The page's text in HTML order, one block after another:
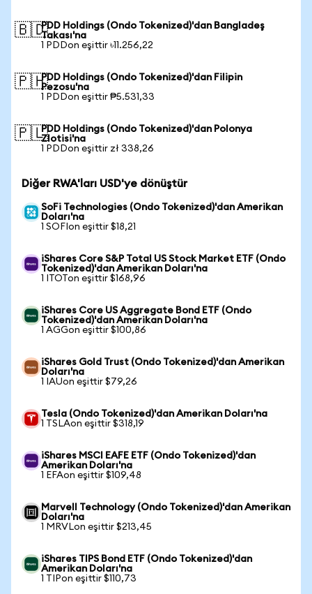
🇧🇩PDD Holdings (Ondo Tokenized)'dan Bangladeş
Takası'na
1 PDDon eşittir ৳11.256,22
🇵🇭PDD Holdings (Ondo Tokenized)'dan Filipin
Pezosu'na
1 PDDon eşittir ₱5.531,33
🇵🇱PDD Holdings (Ondo Tokenized)'dan Polonya
Zlotisi'na
1 PDDon eşittir zł 338,26
Diğer RWA'ları USD'ye dönüştür
SoFi Technologies (Ondo Tokenized)'dan Amerikan
Doları'na
1 SOFIon eşittir $18,21
iShares Core S&P Total US Stock Market ETF (Ondo
Tokenized)'dan Amerikan Doları'na
1 ITOTon eşittir $168,96
iShares Core US Aggregate Bond ETF (Ondo
Tokenized)'dan Amerikan Doları'na
1 AGGon eşittir $100,86
iShares Gold Trust (Ondo Tokenized)'dan Amerikan
Doları'na
1 IAUon eşittir $79,26
Tesla (Ondo Tokenized)'dan Amerikan Doları'na
1 TSLAon eşittir $318,19
iShares MSCI EAFE ETF (Ondo Tokenized)'dan
Amerikan Doları'na
1 EFAon eşittir $109,48
Marvell Technology (Ondo Tokenized)'dan Amerikan
Doları'na
1 MRVLon eşittir $213,45
iShares TIPS Bond ETF (Ondo Tokenized)'dan
Amerikan Doları'na
1 TIPon eşittir $110,73